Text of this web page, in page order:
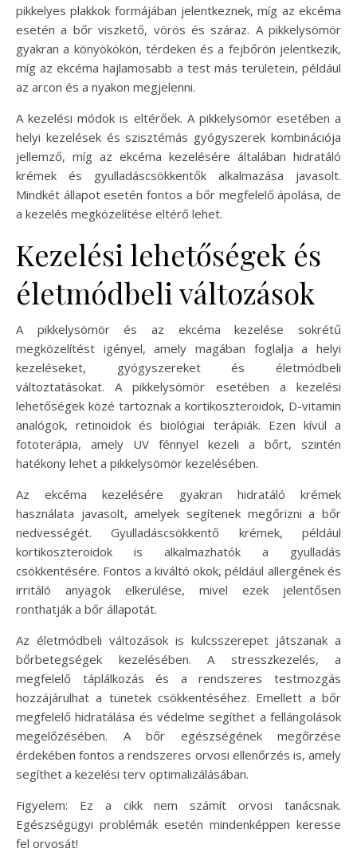
pikkelyes plakkok formájában jelentkeznek, míg az ekcéma
esetén a bőr viszkető, vörös és száraz. A pikkelysömör
gyakran a könyökökön, térdeken és a fejbőrön jelentkezik,
míg az ekcéma hajlamosabb a test más területein, például
az arcon és a nyakon megjelenni.
A kezelési módok is eltérőek. A pikkelysömör esetében a
helyi kezelések és szisztémás gyógyszerek kombinációja
jellemző, míg az ekcéma kezelésére általában hidratáló
krémek és gyulladáscsökkentők alkalmazása javasolt.
Mindkét állapot esetén fontos a bőr megfelelő ápolása, de
a kezelés megközelítése eltérő lehet.
Kezelési lehetőségek és
életmódbeli változások
A pikkelysömör és az ekcéma kezelése sokrétű
megközelítést igényel, amely magában foglalja a helyi
kezeléseket, gyógyszereket és életmódbeli
változtatásokat. A pikkelysömör esetében a kezelési
lehetőségek közé tartoznak a kortikoszteroidok, D-vitamin
analógok, retinoidok és biológiai terápiák. Ezen kívül a
fototerápia, amely UV fénnyel kezeli a bőrt, szintén
hatékony lehet a pikkelysömör kezelésében.
Az ekcéma kezelésére gyakran hidratáló krémek
használata javasolt, amelyek segítenek megőrizni a bőr
nedvességét. Gyulladáscsökkentő krémek, például
kortikoszteroidok is alkalmazhatók a gyulladás
csökkentésére. Fontos a kiváltó okok, például allergének és
irritáló anyagok elkerülése, mivel ezek jelentősen
ronthatják a bőr állapotát.
Az életmódbeli változások is kulcsszerepet játszanak a
bőrbetegségek kezelésében. A stresszkezelés, a
megfelelő táplálkozás és a rendszeres testmozgás
hozzájárulhat a tünetek csökkentéséhez. Emellett a bőr
megfelelő hidratálása és védelme segíthet a fellángolások
megelőzésében. A bőr egészségének megőrzése
érdekében fontos a rendszeres orvosi ellenőrzés is, amely
segíthet a kezelési terv optimalizálásában.
Figyelem: Ez a cikk nem számít orvosi tanácsnak.
Egészségügyi problémák esetén mindenképpen keresse
fel orvosát!